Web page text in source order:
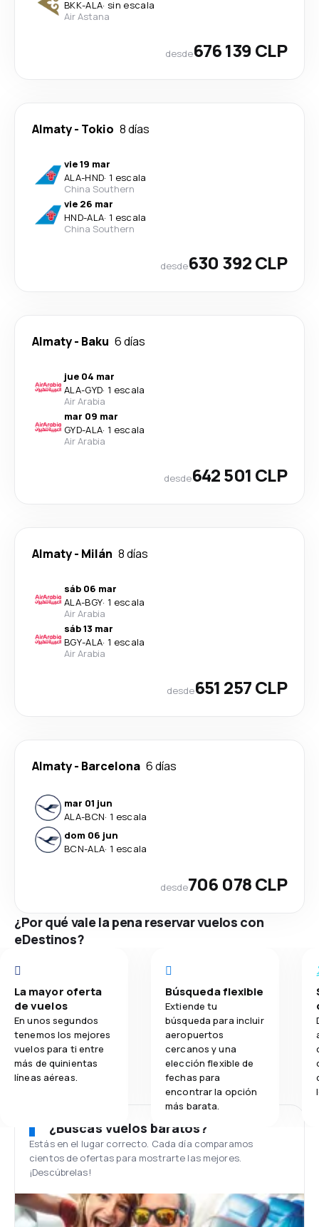
BKK-ALA· sin escala
Air Astana
desde676 139 CLP
Almaty- Tokio 8 días
vie 19 mar
ALA-HND· 1 escala
China Southern
vie 26 mar
HND-ALA· 1 escala
China Southern
desde630 392 CLP
Almaty- Baku 6 días
jue 04 mar
ALA-GYD· 1 escala
Air Arabia
mar 09 mar
GYD-ALA· 1 escala
Air Arabia
desde642 501 CLP
Almaty- Milán 8 días
sáb 06 mar
ALA-BGY· 1 escala
Air Arabia
sáb 13 mar
BGY-ALA· 1 escala
Air Arabia
desde651 257 CLP
Almaty- Barcelona 6 días
mar 01 jun
ALA-BCN· 1 escala
dom 06 jun
BCN-ALA· 1 escala
desde706 078 CLP
¿Por qué vale la pena reservar vuelos con
eDestinos?
La mayor oferta
de vuelos
En unos segundos
tenemos los mejores
vuelos para ti entre
más de quinientas
líneas aéreas.
Búsqueda flexible
Extiende tu
búsqueda para incluir
aeropuertos
cercanos y una
elección flexible de
fechas para
encontrar la opción
más barata.
¿Buscas vuelos baratos?
Estás en el lugar correcto. Cada día comparamos
cientos de ofertas para mostrarte las mejores.
¡Descúbrelas!